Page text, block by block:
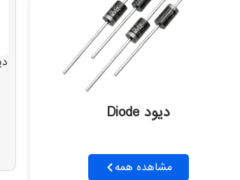
دیود Diode
مشاهده همه